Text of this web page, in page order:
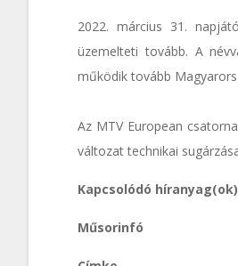
2022. március 31.
üzemelteti tovább. A
működik tovább
Az MTV European
változat technikai
Kapcsolódó híranyag(ok)
Műsorinfó